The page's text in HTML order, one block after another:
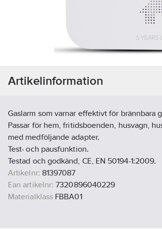
Artikelinformation
Gaslarm som varnar effektivt för brännbara
Passar för hem, fritidsboenden, husvagn,
med medföljande adapter.
Test- och pausfunktion.
Testad och godkänd, CE, EN 50194-1:2009.
Artikelnr: 81397087
Ean artikelnr: 7320896040229
Materialklass FBBA01